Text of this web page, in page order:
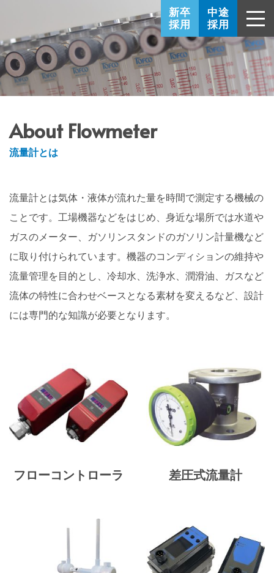
新卒
採用
中途
採用
About Flowmeter
流量計とは
流量計とは気体・液体が流れた量を時間で測定する機械の
ことです。工場機器などをはじめ、身近な場所では水道や
ガスのメーター、ガソリンスタンドのガソリン計量機など
に取り付けられています。機器のコンディションの維持や
流量管理を目的とし、冷却水、洗浄水、潤滑油、ガスなど
流体の特性に合わせベースとなる素材を変えるなど、設計
には専門的な知識が必要となります。
フローコントローラ 差圧式流量計